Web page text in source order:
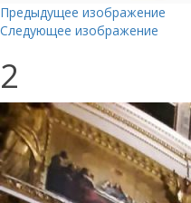
Предыдущее изображение
Следующее изображение
2